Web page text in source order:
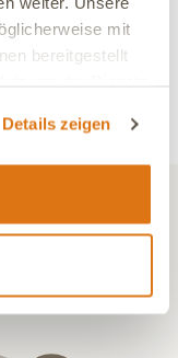
mit
bereitgestellt
Details zeigen
zu uns auf.
5-E™